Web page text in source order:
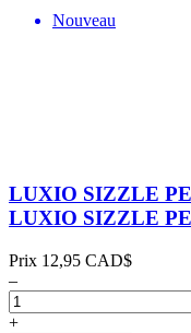
Nouveau
LUXIO SIZZLE
LUXIO SIZZLE
Prix 12,95 CAD$
–
+